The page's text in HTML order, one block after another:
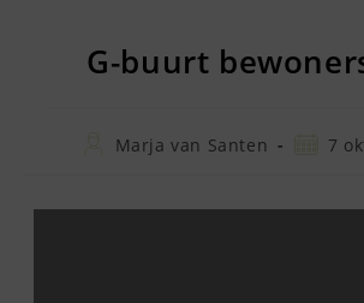
G-buurt
BerichtMarja van Santen
Bericht
7